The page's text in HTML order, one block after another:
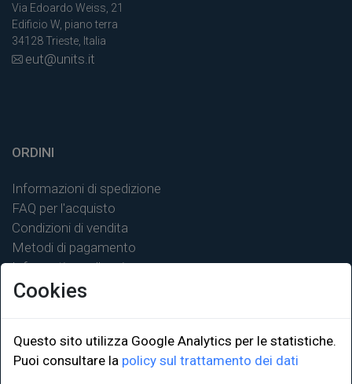
Via Edoardo Weiss, 21
Edificio W, piano terra
34128 Trieste, Italia
eut@units.it
ORDINI
Informazioni di spedizione
FAQ per l'acquisto
Condizioni di vendita
Metodi di pagamento
Informativa sulla privacy
LINK ISTITUZIONALI
Cookies
Questo sito utilizza Google Analytics per le statistiche.
Puoi consultare la policy sul trattamento dei dati